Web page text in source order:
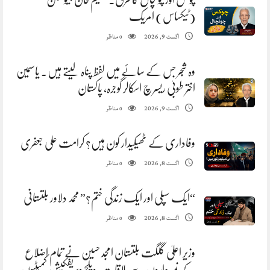
(ٹیکساس) امریک
اگست 9, 2026 0مناظر
وہ شجر جس کے سائے میں لفظ پناہ لیتے ہیں. یاسمین
اختر طوبیٰ ریسرچ اسکالر گوجرہ، پاکستان
اگست 9, 2026 0مناظر
وفاداری کے ٹھیکیدار کون ہیں؟ کرامت علی جعفری
اگست 8, 2026 0مناظر
“ایک سپلی اور ایک زندگی ختم؟” محمد دلاور بلتستانی
اگست 8, 2026 0مناظر
وزیر اعلیٰ گلگت بلتستان امجد حسین نے تمام اضلاع